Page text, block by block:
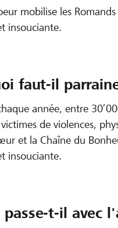
mobilise les
insouciante.
faut-il
année, entre
de violences,
et la Chaîne du
insouciante.
passe-t-il avec